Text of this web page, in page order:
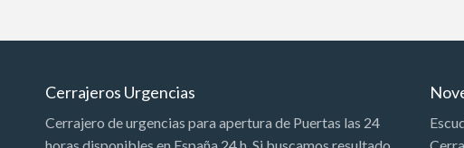
Cerrajeros Urgencias
Cerrajero de urgencias para apertura de Puertas las 24